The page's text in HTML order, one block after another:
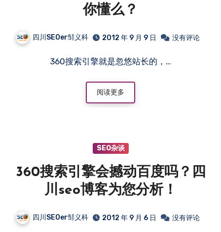
你懂么？
四川SEOer邹义科 2012 年 9 月 9 日 没有评论
360搜索引擎就是忽悠站长的，…
阅读更多
SEO杂谈
360搜索引擎会撼动百度吗？四
川seo博客为您分析！
四川SEOer邹义科 2012 年 9 月 6 日 没有评论